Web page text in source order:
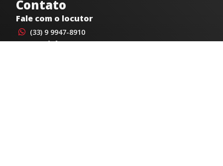
Contato
Fale com o locutor
(33) 9 9947-8910
Comercial